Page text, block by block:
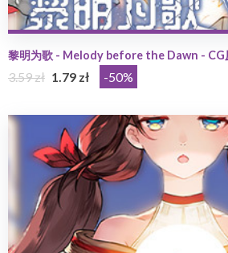
黎明为歌 - Melody before the Dawn - CG
3.59 zł 1.79 zł -50%